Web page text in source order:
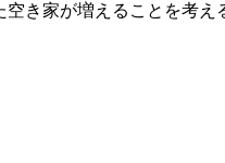
き家が増えることを考え